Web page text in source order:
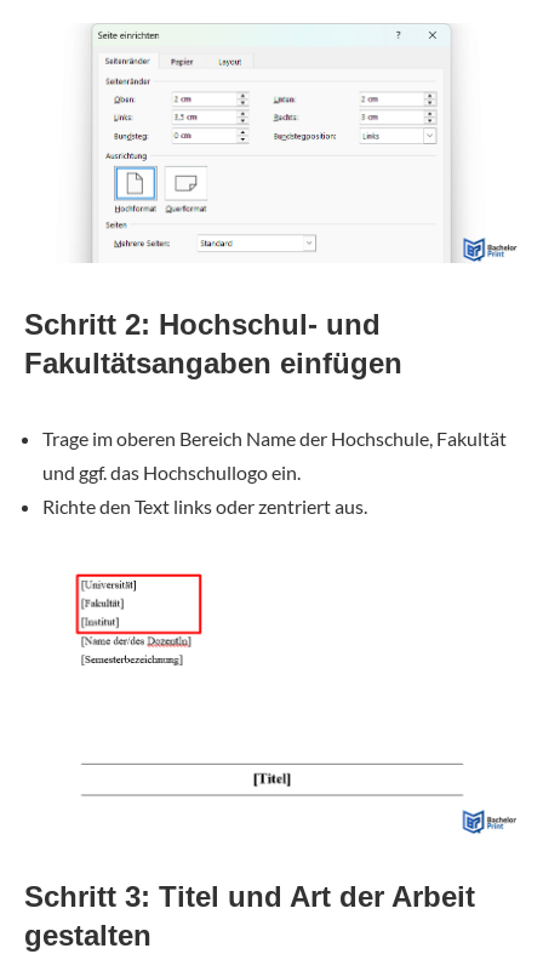
Schritt 2: Hochschul- und
Fakultätsangaben einfügen
Trage im oberen Bereich Name der Hochschule, Fakultät
und ggf. das Hochschullogo ein.
Richte den Text links oder zentriert aus.
Schritt 3: Titel und Art der Arbeit
gestalten